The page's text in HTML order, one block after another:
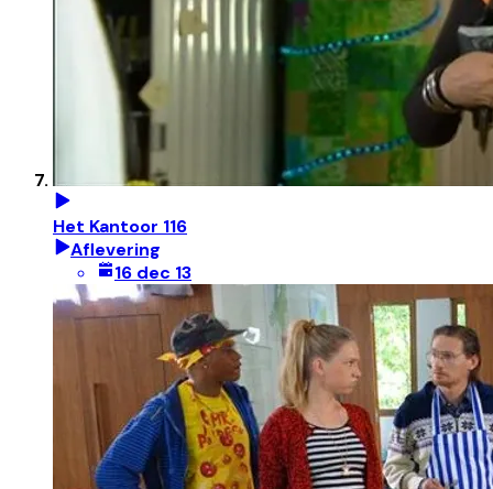
Het Kantoor 116
Aflevering
16 dec 13